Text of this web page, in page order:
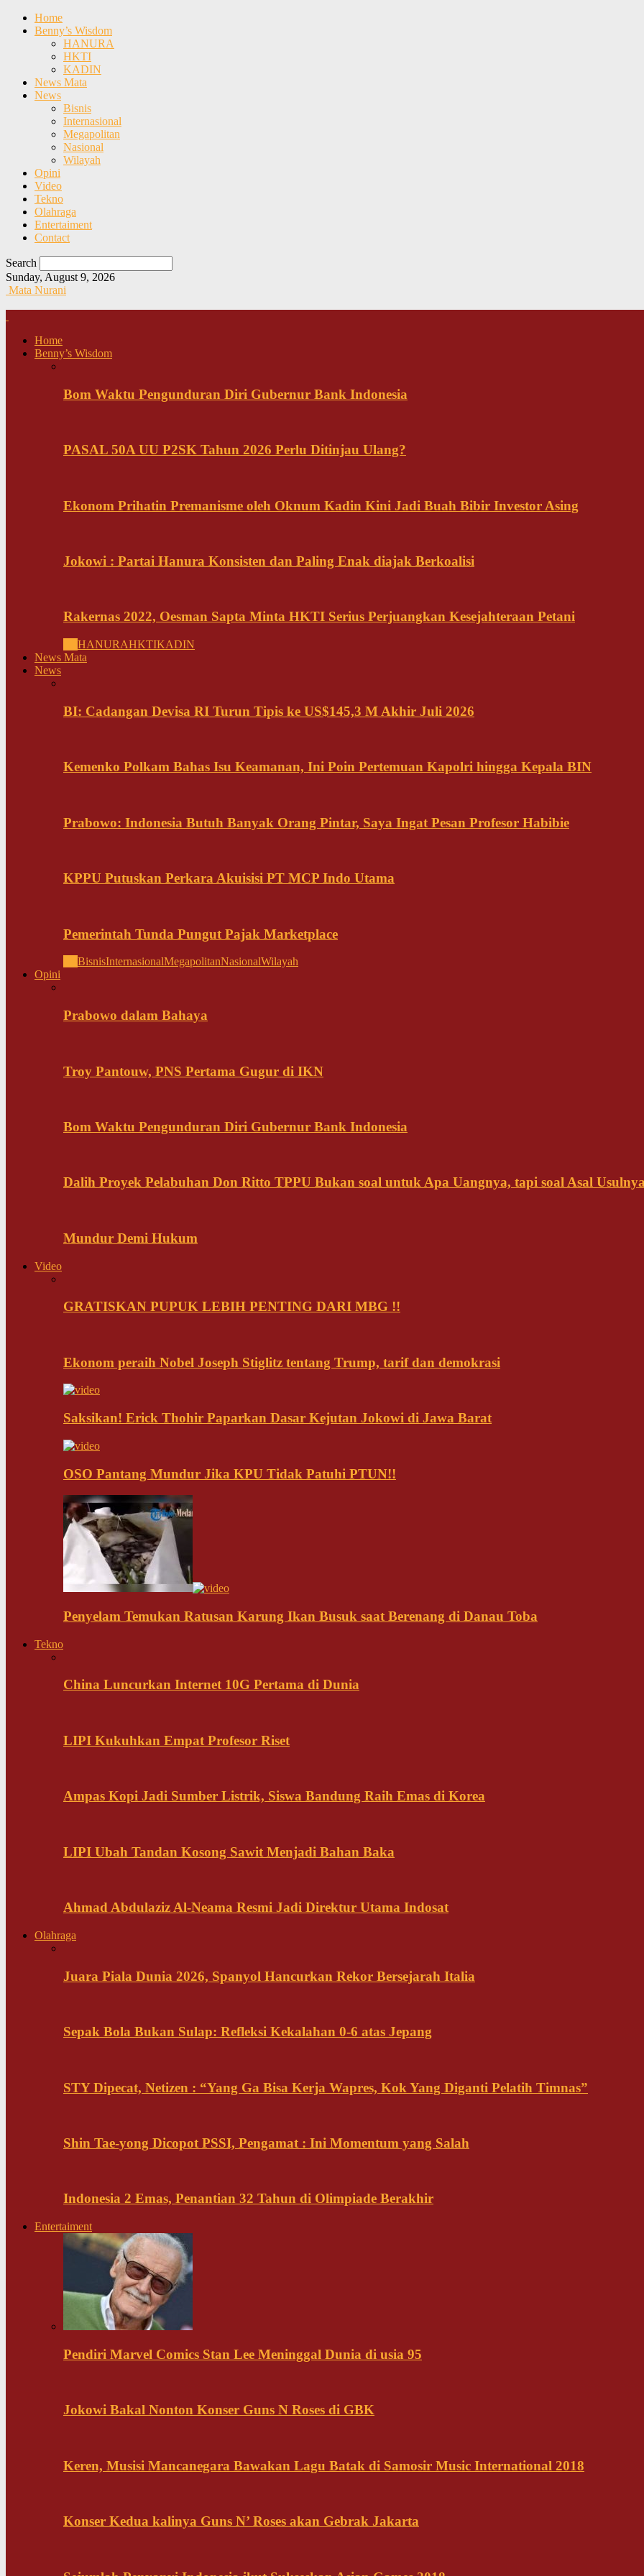
Home
Benny’s Wisdom
HANURA
HKTI
KADIN
News Mata
News
Bisnis
Internasional
Megapolitan
Nasional
Wilayah
Opini
Video
Tekno
Olahraga
Entertaiment
Contact
Search
Sunday, August 9, 2026
Mata Nurani
Home
Benny’s Wisdom
Bom Waktu Pengunduran Diri Gubernur Bank Indonesia
PASAL 50A UU P2SK Tahun 2026 Perlu Ditinjau Ulang?
Ekonom Prihatin Premanisme oleh Oknum Kadin Kini Jadi Buah Bibir Investor Asing
Jokowi : Partai Hanura Konsisten dan Paling Enak diajak Berkoalisi
Rakernas 2022, Oesman Sapta Minta HKTI Serius Perjuangkan Kesejahteraan Petani
HANURAHKTIKADIN
News Mata
News
BI: Cadangan Devisa RI Turun Tipis ke US$145,3 M Akhir Juli 2026
Kemenko Polkam Bahas Isu Keamanan, Ini Poin Pertemuan Kapolri hingga Kepala BIN
Prabowo: Indonesia Butuh Banyak Orang Pintar, Saya Ingat Pesan Profesor Habibie
KPPU Putuskan Perkara Akuisisi PT MCP Indo Utama
Pemerintah Tunda Pungut Pajak Marketplace
BisnisInternasionalMegapolitanNasionalWilayah
Opini
Prabowo dalam Bahaya
Troy Pantouw, PNS Pertama Gugur di IKN
Bom Waktu Pengunduran Diri Gubernur Bank Indonesia
Dalih Proyek Pelabuhan Don Ritto TPPU Bukan soal untuk Apa Uangnya, tapi soal Asal
Mundur Demi Hukum
Video
GRATISKAN PUPUK LEBIH PENTING DARI MBG !!
Ekonom peraih Nobel Joseph Stiglitz tentang Trump, tarif dan demokrasi
Saksikan! Erick Thohir Paparkan Dasar Kejutan Jokowi di Jawa Barat
OSO Pantang Mundur Jika KPU Tidak Patuhi PTUN!!
Penyelam Temukan Ratusan Karung Ikan Busuk saat Berenang di Danau Toba
Tekno
China Luncurkan Internet 10G Pertama di Dunia
LIPI Kukuhkan Empat Profesor Riset
Ampas Kopi Jadi Sumber Listrik, Siswa Bandung Raih Emas di Korea
LIPI Ubah Tandan Kosong Sawit Menjadi Bahan Baka
Ahmad Abdulaziz Al-Neama Resmi Jadi Direktur Utama Indosat
Olahraga
Juara Piala Dunia 2026, Spanyol Hancurkan Rekor Bersejarah Italia
Sepak Bola Bukan Sulap: Refleksi Kekalahan 0-6 atas Jepang
STY Dipecat, Netizen : “Yang Ga Bisa Kerja Wapres, Kok Yang Diganti Pelatih Timnas”
Shin Tae-yong Dicopot PSSI, Pengamat : Ini Momentum yang Salah
Indonesia 2 Emas, Penantian 32 Tahun di Olimpiade Berakhir
Entertaiment
Pendiri Marvel Comics Stan Lee Meninggal Dunia di usia 95
Jokowi Bakal Nonton Konser Guns N Roses di GBK
Keren, Musisi Mancanegara Bawakan Lagu Batak di Samosir Music International 2018
Konser Kedua kalinya Guns N’ Roses akan Gebrak Jakarta